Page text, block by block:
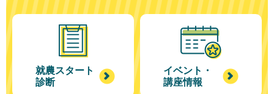
就農スタート
診断
イベント・
講座情報